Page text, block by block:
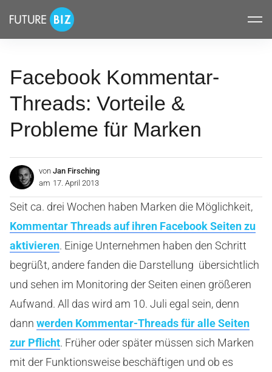
überspringen
FUTUREBIZ
Facebook Kommentar-
Threads: Vorteile &
Probleme für Marken
von Jan Firsching
am 17. April 2013
Seit ca. drei Wochen haben Marken die Möglichkeit,
Kommentar Threads auf ihren Facebook Seiten zu
aktivieren. Einige Unternehmen haben den Schritt
begrüßt, andere fanden die Darstellung übersichtlich
und sehen im Monitoring der Seiten einen größeren
Aufwand. All das wird am 10. Juli egal sein, denn
dann werden Kommentar-Threads für alle Seiten
zur Pflicht. Früher oder später müssen sich Marken
mit der Funktionsweise beschäftigen und ob es